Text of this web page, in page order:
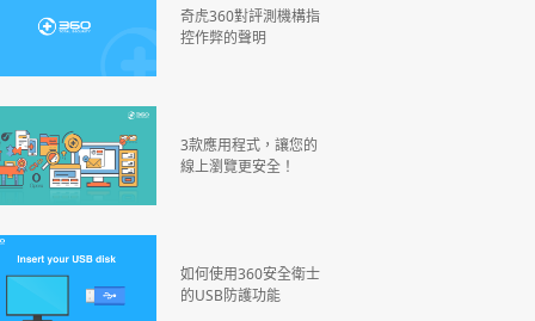
奇虎360對評測機構指
控作弊的聲明
3款應用程式，讓您的
線上瀏覽更安全！
如何使用360安全衛士
的USB防護功能